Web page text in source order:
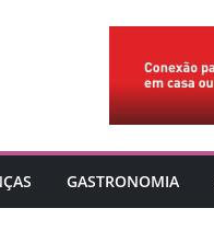
GASTRONOMIA